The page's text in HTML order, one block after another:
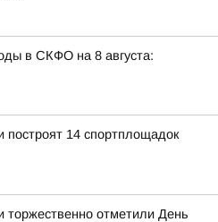
в СКФО на 8 августа:
построят 14 спортплощадок
торжественно отметили День